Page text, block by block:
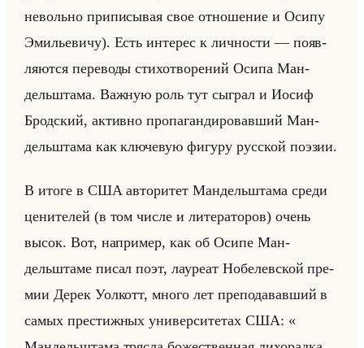
невольно при­пи­сы­вая свое от­но­ше­ние и Осипу
Эми­лье­ви­чу). Есть ин­те­рес к лич­но­сти — по­яв­
ля­ют­ся пе­ре­во­ды сти­хо­тво­ре­ний Осипа Ман­
дельшта­ма. Важ­ную роль тут сыг­рал и Иосиф
Брод­ский, ак­тив­но про­па­ган­ди­ро­вав­ший Ман­
дельшта­ма как клю­че­вую фи­гу­ру рус­ской по­эзии.
В итоге в США ав­то­ри­тет Ман­дельшта­ма среди
це­ни­те­лей (в том числе и ли­те­ра­то­ров) очень
высок. Вот, на­при­мер, как об Осипе Ман­
дельшта­ме писал поэт, ла­уре­ат Но­бе­лев­ской пре­
мии Дерек Уо­лкотт, много лет пре­по­да­вав­ший в
самых пре­стиж­ных уни­вер­си­те­тах США: «